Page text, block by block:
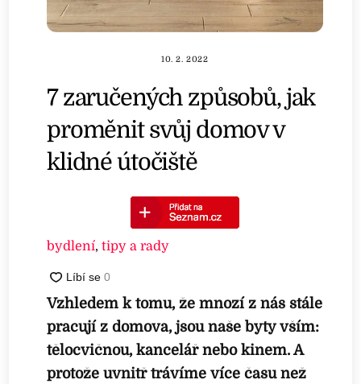
10. 2. 2022
7 zaručených způsobů, jak
proměnit svůj domov v
klidné útočiště
bydlení,tipy a rady
Vzhledem k tomu, že mnozí z nás stále
pracují z domova, jsou naše byty vším:
tělocvičnou, kancelář nebo kinem. A
protože uvnitř trávíme více času než